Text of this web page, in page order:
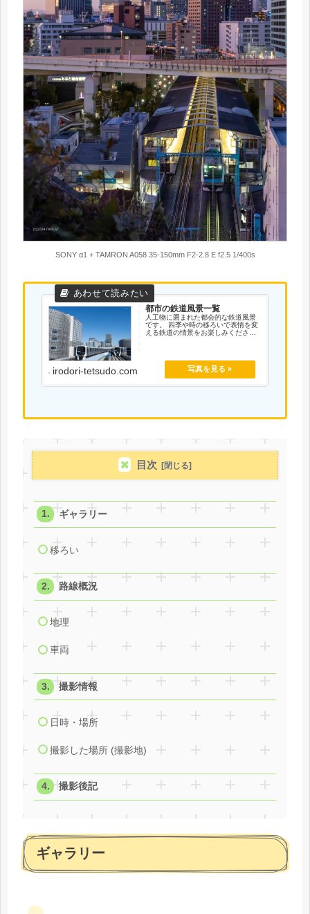
SONY α1 + TAMRON A058 35-150mm F2-2.8 E f2.5 1/400s
都市の鉄道風景一覧
人工物に囲まれた都会的な鉄道風景
です。 四季や時の移ろいで表情を変
える鉄道の情景をお楽しみくださ
irodori-tetsudo.com
目次
ギャラリー
移ろい
路線概況
地理
車両
撮影情報
日時・場所
撮影した場所 (撮影地)
撮影後記
ギャラリー